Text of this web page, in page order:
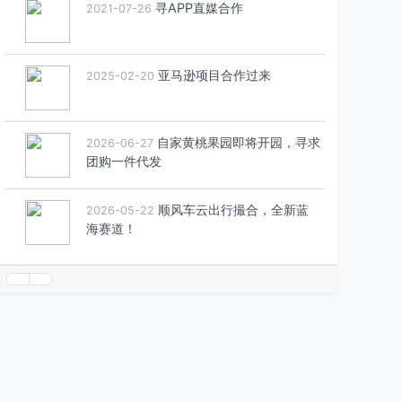
2021-07-26 寻APP直媒合作
2025-02-20 亚马逊项目合作过来
2026-06-27 自家黄桃果园即将开园，寻求
团购一件代发
2026-05-22 顺风车云出行撮合，全新蓝
海赛道！